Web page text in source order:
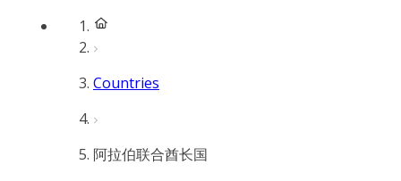
Countries
阿拉伯联合酋长国